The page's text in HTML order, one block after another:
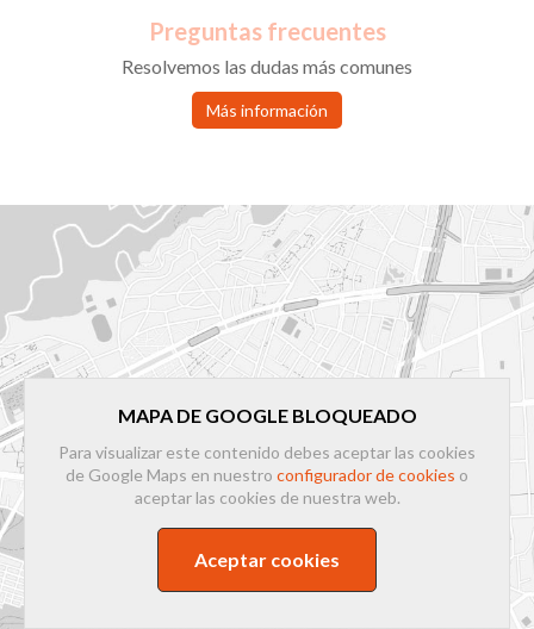
Preguntas frecuentes
Resolvemos las dudas más comunes
Más información
MAPA DE GOOGLE BLOQUEADO
Para visualizar este contenido debes aceptar las cookies
de Google Maps en nuestro configurador de cookies o
aceptar las cookies de nuestra web.
Aceptar cookies